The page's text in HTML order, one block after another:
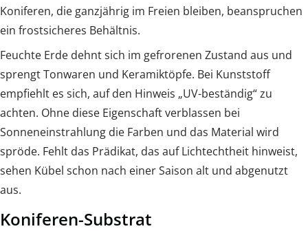
Koniferen, die ganzjährig im Freien bleiben, beanspruchen
ein frostsicheres Behältnis.
Feuchte Erde dehnt sich im gefrorenen Zustand aus und
sprengt Tonwaren und Keramiktöpfe. Bei Kunststoff
empfiehlt es sich, auf den Hinweis „UV-beständig“ zu
achten. Ohne diese Eigenschaft verblassen bei
Sonneneinstrahlung die Farben und das Material wird
spröde. Fehlt das Prädikat, das auf Lichtechtheit hinweist,
sehen Kübel schon nach einer Saison alt und abgenutzt
aus.
Koniferen-Substrat